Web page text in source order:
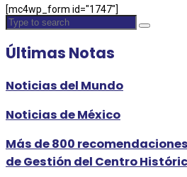
[mc4wp_form id="1747"]
Últimas Notas
Noticias del Mundo
Noticias de México
Más de 800
de Gestión del Centro